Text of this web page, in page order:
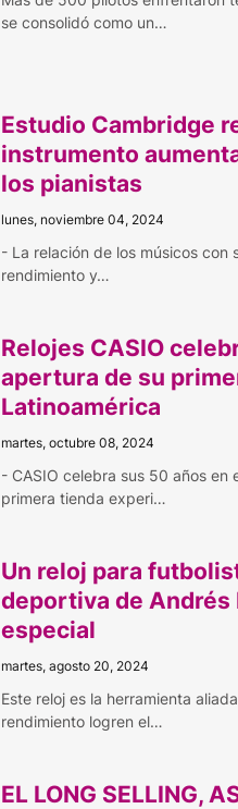
se consolidó como un…
Estudio Cambridge
instrumento
los pianistas
lunes, noviembre 04, 2024
- La relación de los músicos con
rendimiento y…
Relojes CASIO
apertura de su
Latinoamérica
martes, octubre 08, 2024
- CASIO celebra sus 50 años
primera tienda experi…
Un reloj para
deportiva de Andrés
especial
martes, agosto 20, 2024
Este reloj es la herramienta
rendimiento logren el…
EL LONG SELLING,